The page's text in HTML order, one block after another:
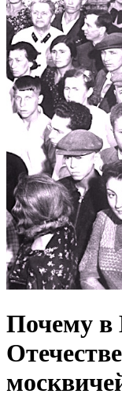
Почему в